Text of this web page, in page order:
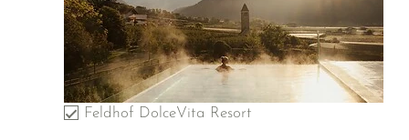
Feldhof DolceVita Resort